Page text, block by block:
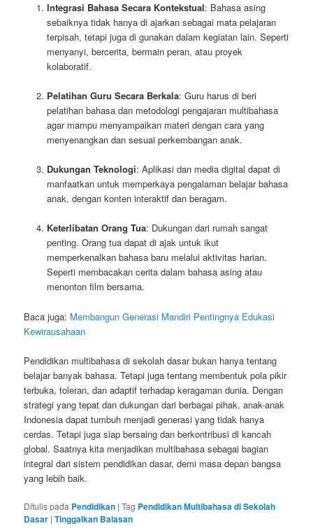
Integrasi Bahasa Secara Kontekstual: Bahasa asing
sebaiknya tidak hanya di ajarkan sebagai mata pelajaran
terpisah, tetapi juga di gunakan dalam kegiatan lain. Seperti
menyanyi, bercerita, bermain peran, atau proyek
kolaboratif.
Pelatihan Guru Secara Berkala: Guru harus di beri
pelatihan bahasa dan metodologi pengajaran multibahasa
agar mampu menyampaikan materi dengan cara yang
menyenangkan dan sesuai perkembangan anak.
Dukungan Teknologi: Aplikasi dan media digital dapat di
manfaatkan untuk memperkaya pengalaman belajar bahasa
anak, dengan konten interaktif dan beragam.
Keterlibatan Orang Tua: Dukungan dari rumah sangat
penting. Orang tua dapat di ajak untuk ikut
memperkenalkan bahasa baru melalui aktivitas harian.
Seperti membacakan cerita dalam bahasa asing atau
menonton film bersama.
Baca juga: Membangun Generasi Mandiri Pentingnya Edukasi
Kewirausahaan
Pendidikan multibahasa di sekolah dasar bukan hanya tentang
belajar banyak bahasa. Tetapi juga tentang membentuk pola pikir
terbuka, toleran, dan adaptif terhadap keragaman dunia. Dengan
strategi yang tepat dan dukungan dari berbagai pihak, anak-anak
Indonesia dapat tumbuh menjadi generasi yang tidak hanya
cerdas. Tetapi juga siap bersaing dan berkontribusi di kancah
global. Saatnya kita menjadikan multibahasa sebagai bagian
integral dari sistem pendidikan dasar, demi masa depan bangsa
yang lebih baik.
Ditulis pada Pendidikan |Tag Pendidikan Multibahasa di Sekolah
Dasar |Tinggalkan Balasan